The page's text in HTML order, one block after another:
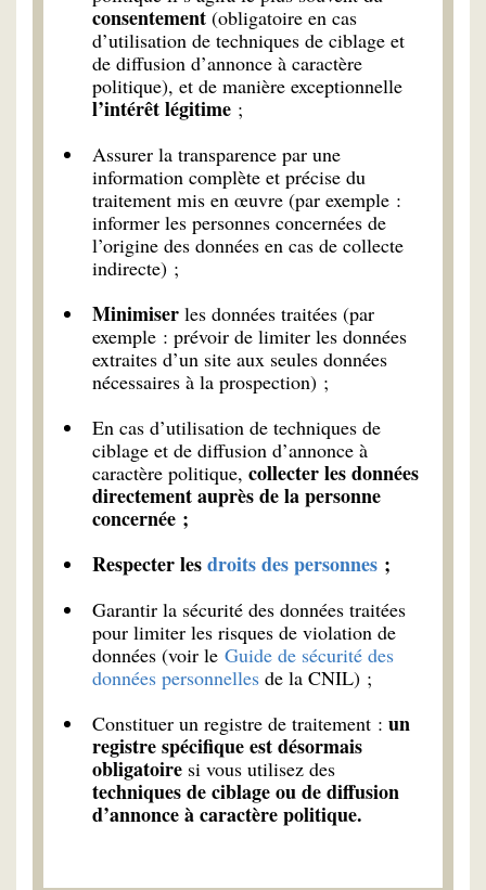
consentement (obligatoire en cas
d’utilisation de techniques de ciblage et
de diffusion d’annonce à caractère
politique), et de manière exceptionnelle
l’intérêt légitime ;
Assurer la transparence par une
information complète et précise du
traitement mis en œuvre (par exemple :
informer les personnes concernées de
l’origine des données en cas de collecte
indirecte) ;
Minimiser les données traitées (par
exemple : prévoir de limiter les données
extraites d’un site aux seules données
nécessaires à la prospection) ;
En cas d’utilisation de techniques de
ciblage et de diffusion d’annonce à
caractère politique, collecter les données
directement auprès de la personne
concernée ;
Respecter lesdroits des personnes ;
Garantir la sécurité des données traitées
pour limiter les risques de violation de
données (voir le Guide de sécurité des
données personnelles de la CNIL) ;
Constituer un registre de traitement : un
registre spécifique est désormais
obligatoire si vous utilisez des
techniques de ciblage ou de diffusion
d’annonce à caractère politique.